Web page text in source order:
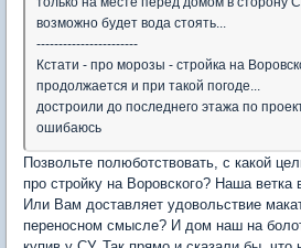
возможно будет вода стоять...
-----------------------
Кстати - про морозы - стройка на
продолжается и при такой погоде...
достроили до последнего этажа по
ошибаюсь
Позвольте полюботствовать, с какой
про стройку на Воровского? Наша
Или Вам доставляет удовольствие
переносном смысле? И дом наш на